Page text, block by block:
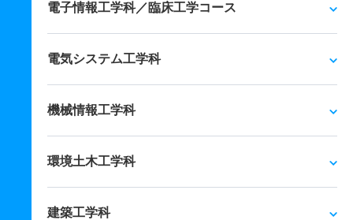
電子情報工学科／臨床工学コース
電気システム工学科
機械情報工学科
環境土木工学科
建築工学科